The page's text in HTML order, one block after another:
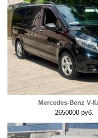
Mercedes-Benz V-
2650000 руб.